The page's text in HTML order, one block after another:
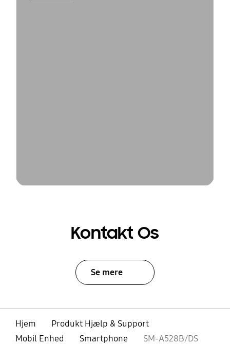
Kontakt Os
Se mere
Hjem
Produkt Hjælp & Support
Mobil Enhed
Smartphone SM-A528B/DS